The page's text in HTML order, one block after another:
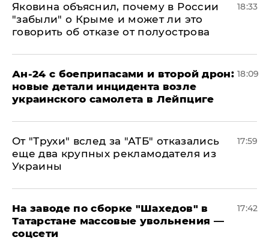
Яковина объяснил, почему в России
"забыли" о Крыме и может ли это
говорить об отказе от полуострова
18:33
Ан-24 с боеприпасами и второй дрон:
новые детали инцидента возле
украинского самолета в Лейпциге
18:09
От "Трухи" вслед за "АТБ" отказались
еще два крупных рекламодателя из
Украины
17:59
На заводе по сборке "Шахедов" в
Татарстане массовые увольнения —
соцсети
17:42